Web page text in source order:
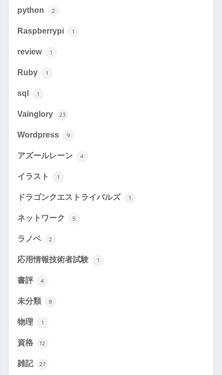
python 2
Raspberrypi 1
review 1
Ruby 1
sql 1
Vainglory 23
Wordpress 9
アズールレーン 4
イラスト 1
ドラゴンクエストライバルズ 1
ネットワーク 5
ラノベ 2
応用情報技術者試験 1
書評 4
未分類 8
物理 1
資格 12
雑記 27